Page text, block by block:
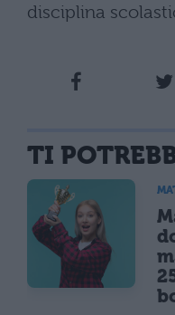
disciplina
TI